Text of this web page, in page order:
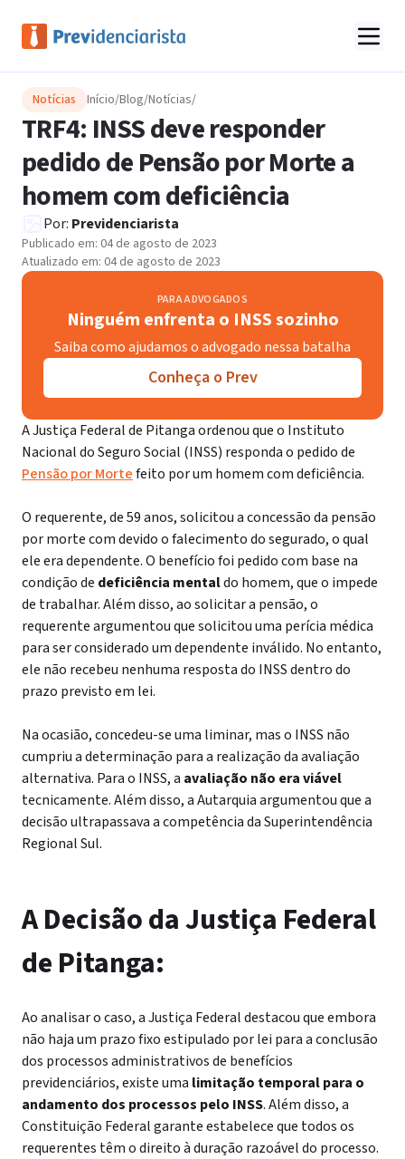
Notícias Início/Blog/Notícias/
TRF4: INSS deve responder
pedido de Pensão por Morte a
homem com deficiência
Por: Previdenciarista
Publicado em: 04 de agosto de 2023
Atualizado em: 04 de agosto de 2023
PARA ADVOGADOS
Ninguém enfrenta o INSS sozinho
Saiba como ajudamos o advogado nessa batalha
Conheça o Prev
A Justiça Federal de Pitanga ordenou que o Instituto
Nacional do Seguro Social (INSS) responda o pedido de
Pensão por Mortefeito por um homem com deficiência.
O requerente, de 59 anos, solicitou a concessão da pensão
por morte com devido o falecimento do segurado, o qual
ele era dependente. O benefício foi pedido com base na
condição de deficiência mentaldo homem, que o impede
de trabalhar. Além disso, ao solicitar a pensão, o
requerente argumentou que solicitou uma perícia médica
para ser considerado um dependente inválido. No entanto,
ele não recebeu nenhuma resposta do INSS dentro do
prazo previsto em lei.
Na ocasião, concedeu-se uma liminar, mas o INSS não
cumpriu a determinação para a realização da avaliação
alternativa. Para o INSS, a avaliação não era viável
tecnicamente. Além disso, a Autarquia argumentou que a
decisão ultrapassava a competência da Superintendência
Regional Sul.
A Decisão da Justiça Federal
de Pitanga:
Ao analisar o caso, a Justiça Federal destacou que embora
não haja um prazo fixo estipulado por lei para a conclusão
dos processos administrativos de benefícios
previdenciários, existe uma limitação temporal para o
andamento dos processos pelo INSS. Além disso, a
Constituição Federal garante estabelece que todos os
requerentes têm o direito à duração razoável do processo.